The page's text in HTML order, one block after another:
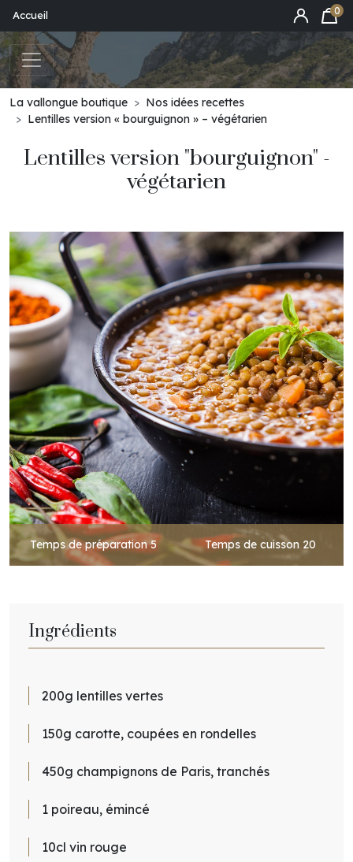
Accueil 0
La vallongue boutique
Nos idées recettes
Lentilles version « bourguignon » – végétarien
Lentilles version "bourguignon" -
végétarien
Temps de préparation5 Temps de cuisson 20
Ingrédients
200g lentilles vertes
150g carotte, coupées en rondelles
450g champignons de Paris, tranchés
1 poireau, émincé
10cl vin rouge